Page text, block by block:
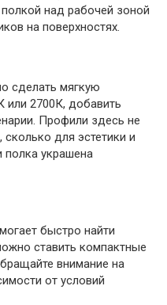
над рабочей зоной
на поверхностях.
сделать мягкую
или 2700К, добавить
Профили здесь не
для эстетики и
полка украшена
быстро найти
ставить компактные
внимание на
от условий